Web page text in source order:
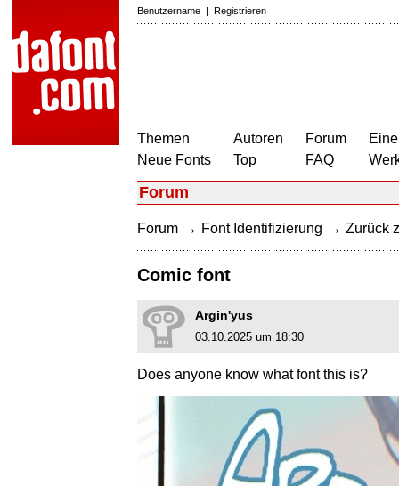
Benutzername | Registrieren
Themen
Neue Fonts
Autoren
Top
Forum
FAQ
Forum
Forum → Font Identifizierung → Zurück
Comic font
Argin'yus
03.10.2025 um 18:30
Does anyone know what font this is?